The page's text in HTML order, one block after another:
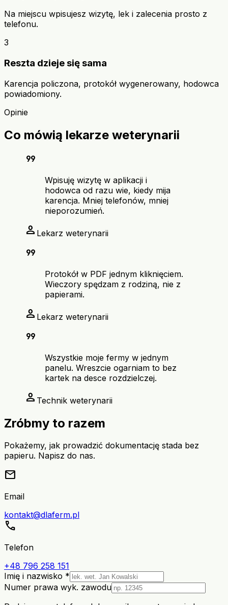
Na miejscu wpisujesz wizytę, lek i zalecenia prosto z
telefonu.
3
Reszta dzieje się sama
Karencja policzona, protokół wygenerowany, hodowca
powiadomiony.
Opinie
Co mówią lekarze weterynarii
format_quote
Wpisuję wizytę w aplikacji i
hodowca od razu wie, kiedy mija
karencja. Mniej telefonów, mniej
nieporozumień.
person Lekarz weterynarii
format_quote
Protokół w PDF jednym kliknięciem.
Wieczory spędzam z rodziną, nie z
papierami.
person Lekarz weterynarii
format_quote
Wszystkie moje fermy w jednym
panelu. Wreszcie ogarniam to bez
kartek na desce rozdzielczej.
person Technik weterynarii
Zróbmy to razem
Pokażemy, jak prowadzić dokumentację stada bez
papieru. Napisz do nas.
mail
Email
kontakt@dlaferm.pl
call
Telefon
+48 796 258 151
Imię i nazwisko *
Numer prawa wyk. zawodu